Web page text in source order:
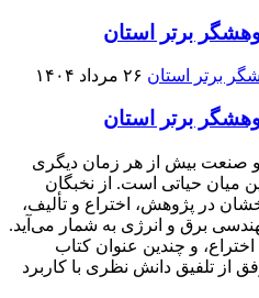
برتر استان
۲۶ مرداد ۱۴۰۴
برتر استان
و صنعت بیش از هر زمان دیگری
میان حیاتی است. از نخبگان
در پژوهش، اختراع و تألیف،
برق و انرژی به شمار می‌آید.
او با بیش از ۱۰۰ مقاله علمی، ۷ اختراع، و چندین عنوان کتاب
از تلفیق دانش نظری با کاربرد